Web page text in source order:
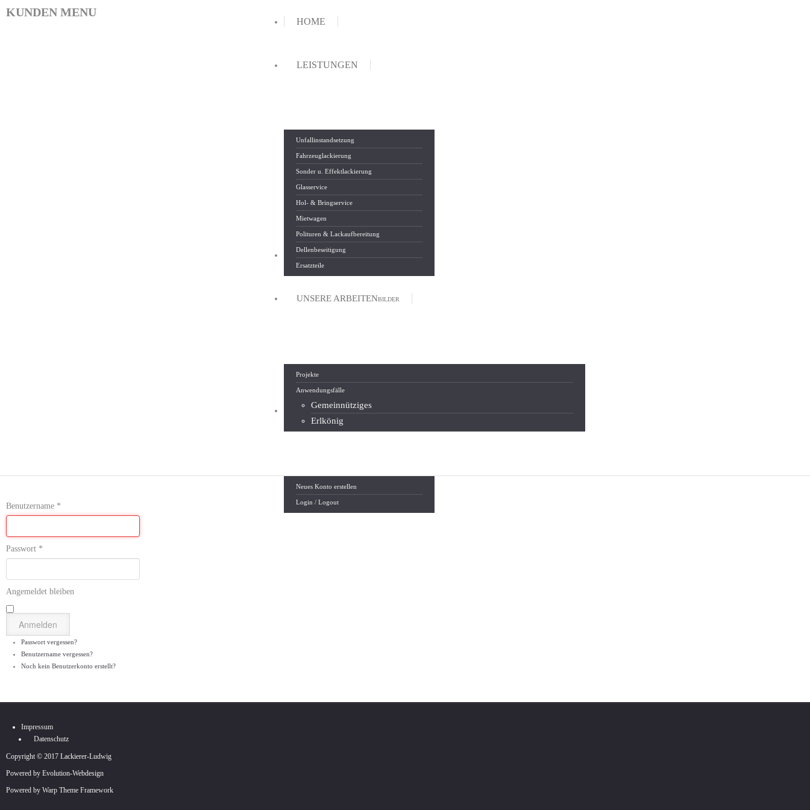
HOME
LEISTUNGEN
Unfallinstandsetzung
Fahrzeuglackierung
Sonder u. Effektlackierung
Glasservice
Hol- & Bringservice
Mietwagen
Polituren & Lackaufbereitung
Dellenbeseitigung
Ersatzteile
ÜBER UNS
UNSERE ARBEITENBILDER
Projekte
Anwendungsfälle
Gemeinnütziges
Erlkönig
MEIN KONTO ANMELDEN & LOGIN
Neues Konto erstellen
Login / Logout
KUNDEN MENU
Benutzername *
Passwort *
Angemeldet bleiben
Anmelden
Passwort vergessen?
Benutzername vergessen?
Noch kein Benutzerkonto erstellt?
Impressum
Datenschutz
Copyright © 2017 Lackierer-Ludwig
Powered by Evolution-Webdesign
Powered by Warp Theme Framework